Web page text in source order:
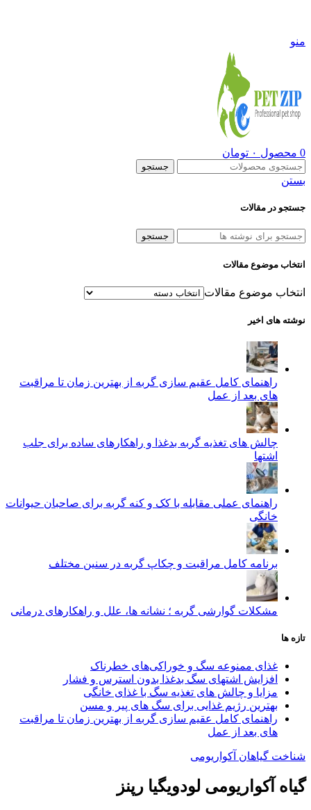
منو
0 محصول ۰ تومان
جستجو
بستن
جستجو در مقالات
جستجو
انتخاب موضوع مقالات
انتخاب موضوع مقالات
نوشته های اخیر
راهنمای کامل عقیم سازی گربه از بهترین زمان تا مراقبت‌
های بعد از عمل
چالش‌ های تغذیه گربه بدغذا و راهکارهای ساده برای جلب
اشتها
راهنمای عملی مقابله با کک و کنه گربه برای صاحبان حیوانات
خانگی
برنامه کامل مراقبت و چکاپ گربه در سنین مختلف
مشکلات گوارشی گربه ؛ نشانه‌ ها، علل و راهکارهای درمانی
تازه ها
غذای ممنوعه سگ و خوراکی‌های خطرناک
افزایش اشتهای سگ بدغذا بدون استرس و فشار
مزایا و چالش‌ های تغذیه سگ با غذای خانگی
بهترین رژیم غذایی برای سگ‌ های پیر و مسن
راهنمای کامل عقیم سازی گربه از بهترین زمان تا مراقبت‌
های بعد از عمل
شناخت گیاهان آکواریومی
گیاه آکواریومی لودویگیا رپنز